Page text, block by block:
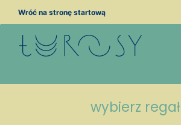
Wróć na stronę startową
wybierz regał